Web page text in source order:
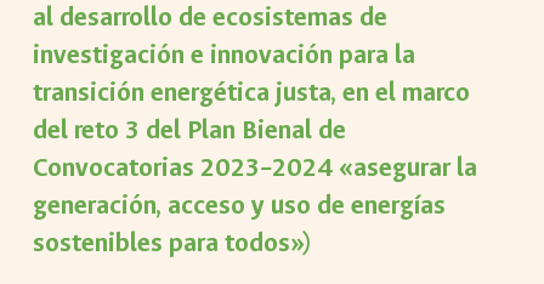
al desarrollo de ecosistemas de
investigación e innovación para la
transición energética justa, en el marco
del reto 3 del Plan Bienal de
Convocatorias 2023–2024 «asegurar la
generación, acceso y uso de energías
sostenibles para todos»)